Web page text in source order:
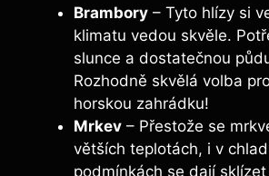
Brambory – Tyto hlízy si
klimatu vedou skvěle.
slunce a dostatečnou
Rozhodně skvělá volba
horskou zahrádku!
Mrkev – Přestože se
větších teplotách, i v
podmínkách se dají